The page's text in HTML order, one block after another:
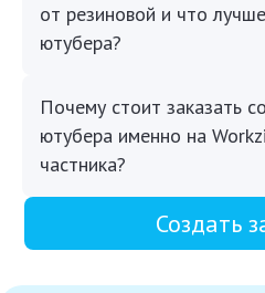
от резиновой и что
ютубера?
Почему стоит заказать
ютубера именно на
частника?
Создать